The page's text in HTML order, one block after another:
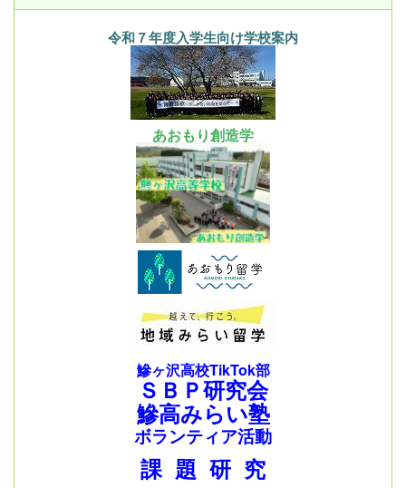
令和７年度入学生向け学校案内
あおもり創造学
鰺ヶ沢高校TikTok部
ＳＢＰ研究会
鰺高みらい塾
ボランティア活動
課 題 研 究